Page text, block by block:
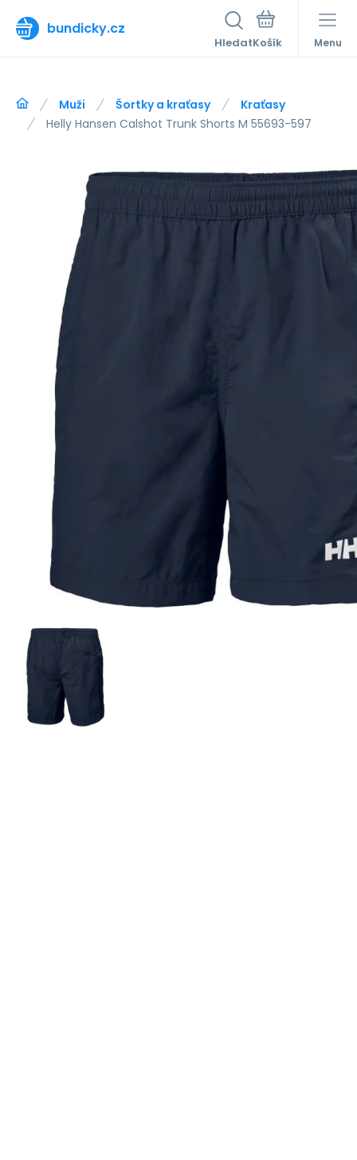
bundicky.cz
Hledat Menu
Muži Šortky a kraťasy
Kraťasy
Helly Hansen Calshot Trunk Shorts M 55693-597